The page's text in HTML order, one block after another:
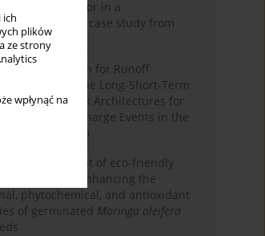
ich
plików
ze strony
wpłynąć na
based K factor in a
basin: A case study from
Morocco
Approach for Runoff
Evaluating the Long-Short-Term
Neural Network Architectures for
Extreme Discharge Events in the
Basin, Morocco
assessment of eco-friendly
strategies for enhancing the
phytochemical, and antioxidant
of germinated Moringa oleifera